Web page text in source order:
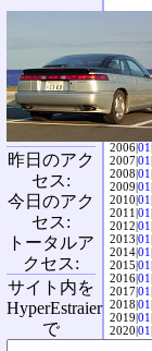
2004|04|
2006|01|
2007|01|
2008|01|
2009|01|
2010|01|
2011|01|
2012|01|
2013|01|
2014|01|
2015|01|
2016|01|
2017|01|
2018|01|
2019|01|
2020|01|
2021|01|
昨日のアク
セス:
今日のアク
セス:
トータルア
クセス:
サイト内を
HyperEstraier
で